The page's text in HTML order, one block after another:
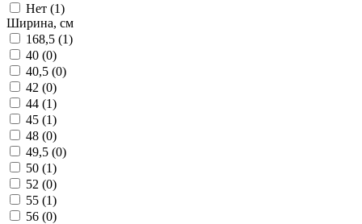
Нет (1)
Ширина, см
168,5 (1)
40 (0)
40,5 (0)
42 (0)
44 (1)
45 (1)
48 (0)
49,5 (0)
50 (1)
52 (0)
55 (1)
56 (0)